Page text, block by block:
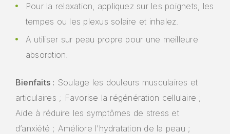
Pour la relaxation, appliquez sur les poignets, les
tempes ou les plexus solaire et inhalez.
A utiliser sur peau propre pour une meilleure
absorption.
Bienfaits : Soulage les douleurs musculaires et
articulaires ; Favorise la régénération cellulaire ;
Aide à réduire les symptômes de stress et
d’anxiété ; Améliore l’hydratation de la peau ;